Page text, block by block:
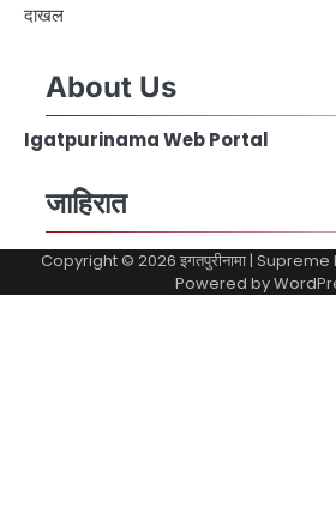
दाखल
About Us
Igatpurinama Web Portal
जाहिरात
Copyright © 2026 इगतपुरीनामा| Supreme
Powered by